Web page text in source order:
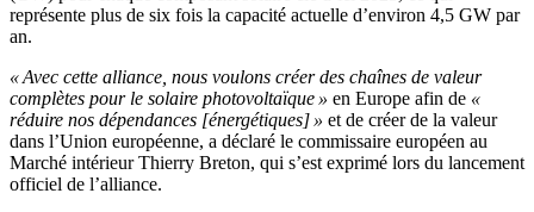
représente plus de six fois la capacité actuelle d’environ 4,5 GW par
an.
« Avec cette alliance, nous voulons créer des chaînes de valeur
complètes pour le solaire photovoltaïque » en Europe afin de «
réduire nos dépendances [énergétiques] » et de créer de la valeur
dans l’Union européenne, a déclaré le commissaire européen au
Marché intérieur Thierry Breton, qui s’est exprimé lors du lancement
officiel de l’alliance.